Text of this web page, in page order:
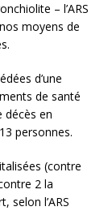
– l’ARS
moyens de
d’une
de santé
décès en
personnes.
(contre
2 la
selon l’ARS